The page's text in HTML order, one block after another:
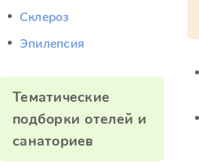
Склероз
Эпилепсия
Тематические
подборки отелей и
санаториев